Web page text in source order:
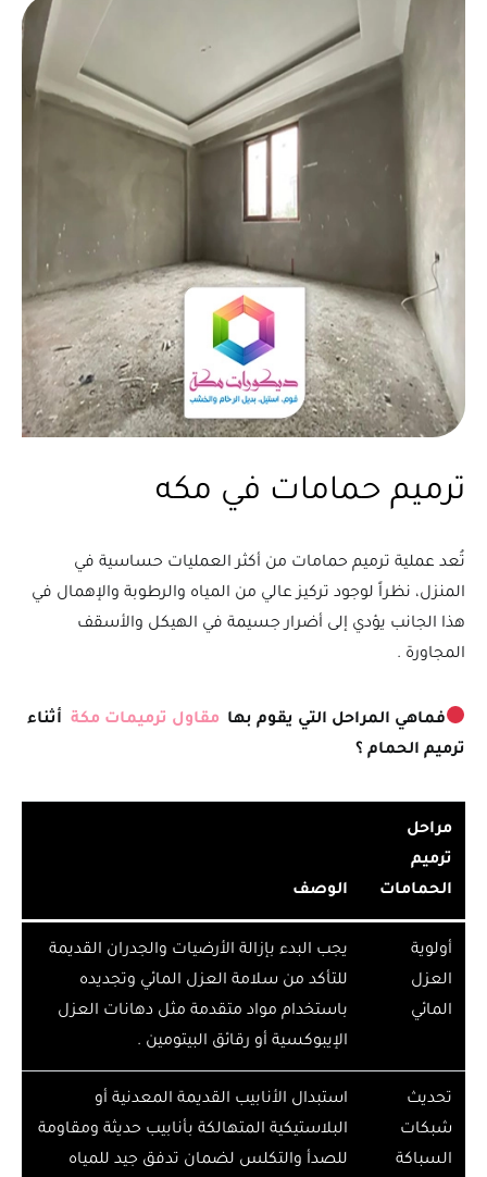
ترميم حمامات في مكه
تُعد عملية ترميم حمامات من أكثر العمليات حساسية في
المنزل، نظراً لوجود تركيز عالي من المياه والرطوبة والإهمال في
هذا الجانب يؤدي إلى أضرار جسيمة في الهيكل والأسقف
المجاورة .
فماهي المراحل التي يقوم بها مقاول ترميمات مكة أثناء
ترميم الحمام ؟
مراحل
ترميم
الحمامات
الوصف
​أولوية
العزل
المائي
يجب البدء بإزالة الأرضيات والجدران القديمة
للتأكد من سلامة العزل المائي وتجديده
باستخدام مواد متقدمة مثل دهانات العزل
الإيبوكسية أو رقائق البيتومين .
تحديث
شبكات
السباكة
استبدال الأنابيب القديمة المعدنية أو
البلاستيكية المتهالكة بأنابيب حديثة ومقاومة
للصدأ والتكلس لضمان تدفق جيد للمياه